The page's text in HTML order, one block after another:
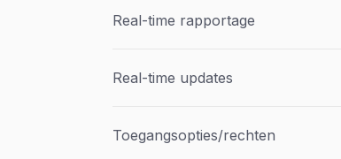
Real-time rapportage
Real-time updates
Toegangsopties/rechten